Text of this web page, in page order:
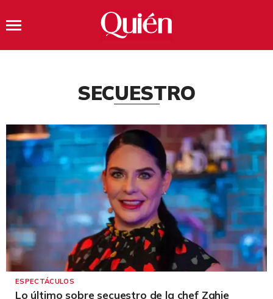
SECUESTRO
ESPECTÁCULOS
Lo último sobre secuestro de la chef Zahie